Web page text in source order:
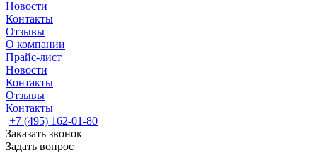
Новости
Контакты
Отзывы
О компании
Прайс-лист
Новости
Контакты
Отзывы
Контакты
+7 (495) 162-01-80
Заказать звонок
Задать вопрос